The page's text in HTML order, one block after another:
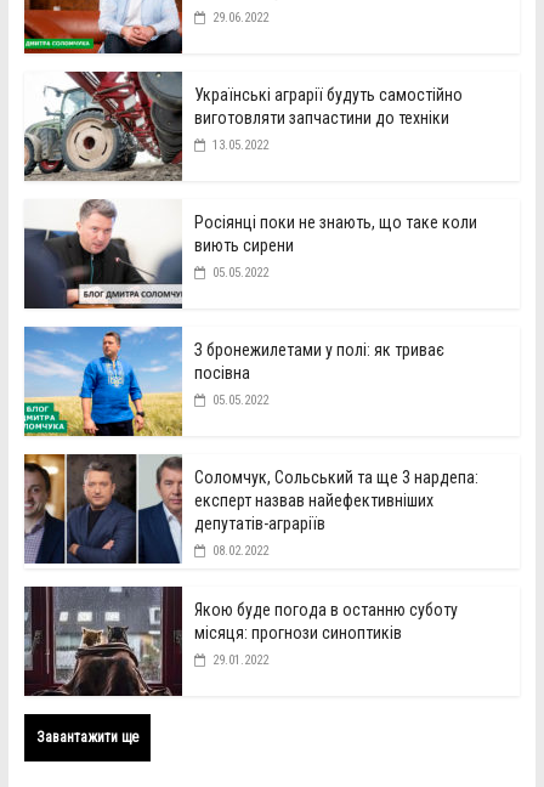
29.06.2022
Українські аграрії будуть самостійно
виготовляти запчастини до техніки
13.05.2022
Росіянці поки не знають, що таке коли
виють сирени
05.05.2022
З бронежилетами у полі: як триває
посівна
05.05.2022
Соломчук, Сольський та ще 3 нардепа:
експерт назвав найефективніших
депутатів-аграріїв
08.02.2022
Якою буде погода в останню суботу
місяця: прогнози синоптиків
29.01.2022
Завантажити ще